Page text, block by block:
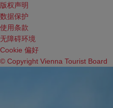
版权声明
数据保护
使用条款
无障碍环境
Cookie 偏好
© Copyright Vienna Tourist Board